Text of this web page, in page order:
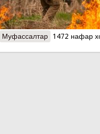
Муфассалтар о Давлати
1472 нафар